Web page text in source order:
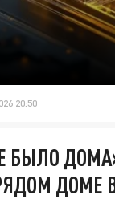
20:50
БЫЛО
ДОМЕ